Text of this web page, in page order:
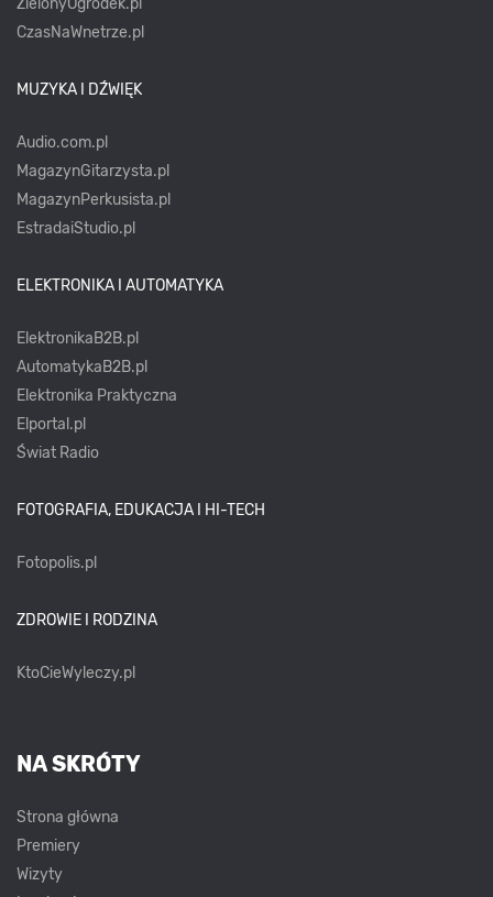
ZielonyOgródek.pl
CzasNaWnetrze.pl
MUZYKA I DŹWIĘK
Audio.com.pl
MagazynGitarzysta.pl
MagazynPerkusista.pl
EstradaiStudio.pl
ELEKTRONIKA I AUTOMATYKA
ElektronikaB2B.pl
AutomatykaB2B.pl
Elektronika Praktyczna
Elportal.pl
Świat Radio
FOTOGRAFIA, EDUKACJA I HI-TECH
Fotopolis.pl
ZDROWIE I RODZINA
KtoCieWyleczy.pl
NA SKRÓTY
Strona główna
Premiery
Wizyty